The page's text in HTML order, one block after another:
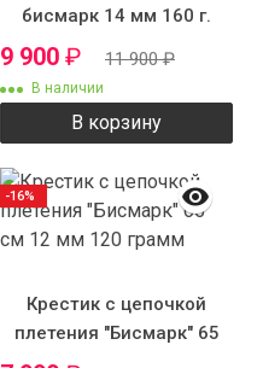
бисмарк 14 мм 160 г.
9 900 ₽ 11 900₽
В наличии
В корзину
Крестик с цепочкой
плетения "Бисмарк" 65
см 12 мм 120 грамм
-16%